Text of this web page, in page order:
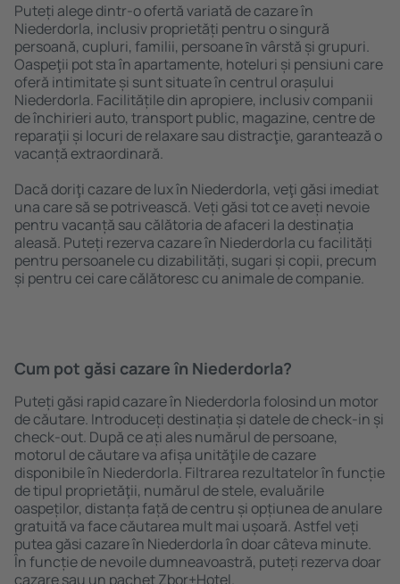
Puteți alege dintr-o ofertă variată de cazare în
Niederdorla, inclusiv proprietăți pentru o singură
persoană, cupluri, familii, persoane ȋn vârstă și grupuri.
Oaspeţii pot sta în apartamente, hoteluri și pensiuni care
oferă intimitate și sunt situate în centrul orașului
Niederdorla. Facilitățile din apropiere, inclusiv companii
de închirieri auto, transport public, magazine, centre de
reparaţii și locuri de relaxare sau distracţie, garantează o
vacanță extraordinară.
Dacă doriţi cazare de lux în Niederdorla, veţi găsi imediat
una care să se potrivească. Veți găsi tot ce aveți nevoie
pentru vacanță sau călătoria de afaceri la destinația
aleasă. Puteți rezerva cazare în Niederdorla cu facilități
pentru persoanele cu dizabilități, sugari și copii, precum
și pentru cei care călătoresc cu animale de companie.
Cum pot găsi cazare în Niederdorla?
Puteți găsi rapid cazare în Niederdorla folosind un motor
de căutare. Introduceți destinația și datele de check-in și
check-out. După ce ați ales numărul de persoane,
motorul de căutare va afișa unităţile de cazare
disponibile în Niederdorla. Filtrarea rezultatelor în funcție
de tipul proprietăţii, numărul de stele, evaluările
oaspeților, distanța față de centru și opțiunea de anulare
gratuită va face căutarea mult mai ușoară. Astfel veți
putea găsi cazare în Niederdorla în doar câteva minute.
În funcție de nevoile dumneavoastră, puteți rezerva doar
cazare sau un pachet Zbor+Hotel.